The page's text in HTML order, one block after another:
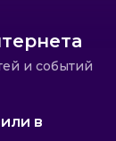
и событий
в